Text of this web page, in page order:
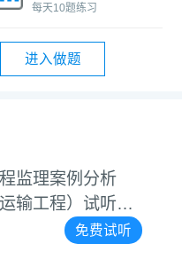
每天10题练习
进入做题
监理案例分析
运输工程）试听视
免费试听